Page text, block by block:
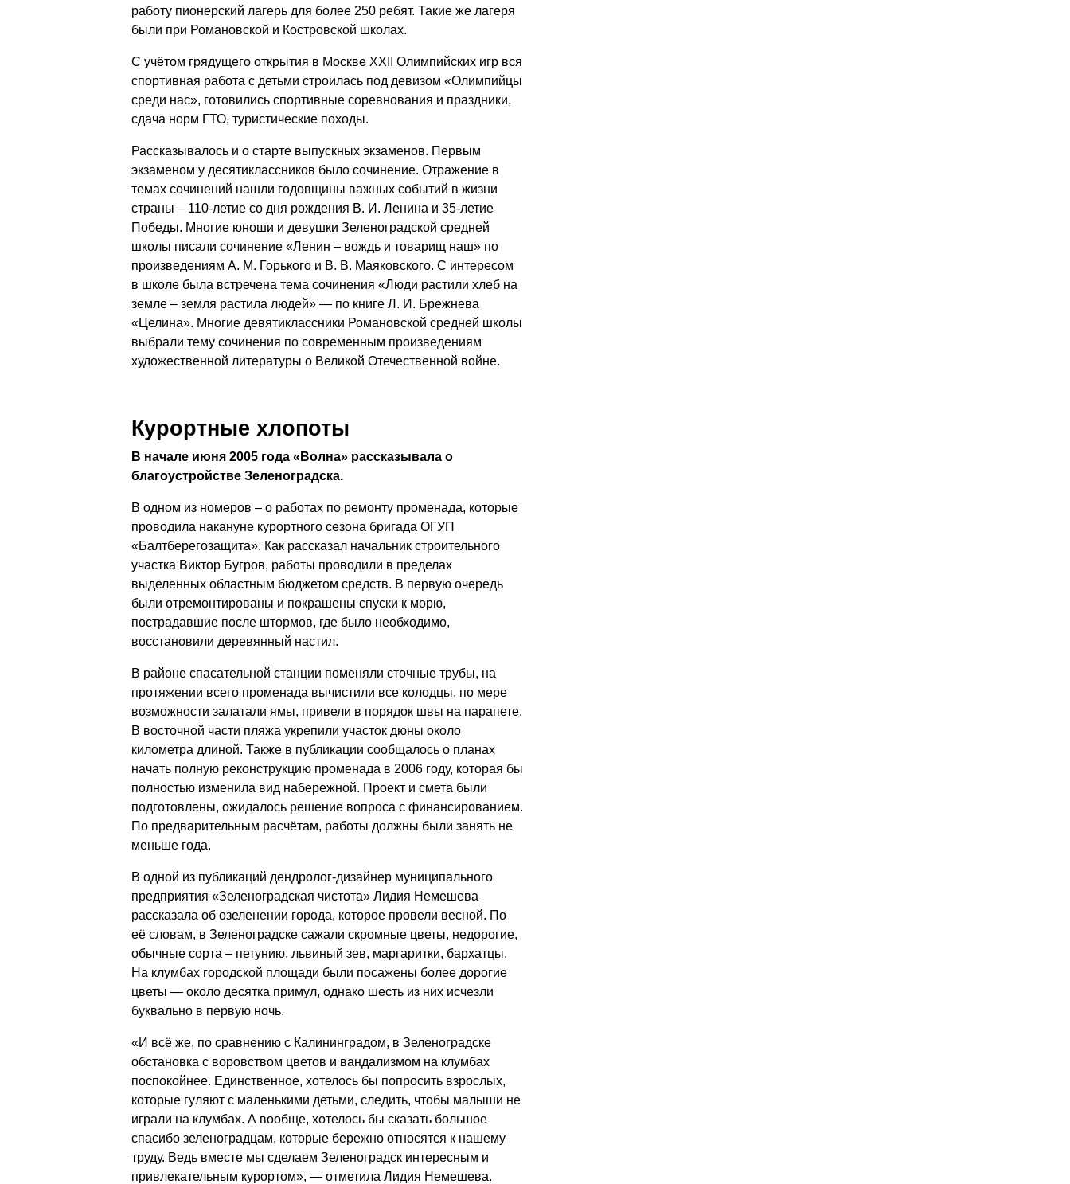
работу пионерский лагерь для более 250 ребят. Такие же лагеря
были при Романовской и Костровской школах.
С учётом грядущего открытия в Москве ХХII Олимпийских игр вся
спортивная работа с детьми строилась под девизом «Олимпийцы
среди нас», готовились спортивные соревнования и праздники,
сдача норм ГТО, туристические походы.
Рассказывалось и о старте выпускных экзаменов. Первым
экзаменом у десятиклассников было сочинение. Отражение в
темах сочинений нашли годовщины важных событий в жизни
страны – 110-летие со дня рождения В. И. Ленина и 35-летие
Победы. Многие юноши и девушки Зеленоградской средней
школы писали сочинение «Ленин – вождь и товарищ наш» по
произведениям А. М. Горького и В. В. Маяковского. С интересом
в школе была встречена тема сочинения «Люди растили хлеб на
земле – земля растила людей» — по книге Л. И. Брежнева
«Целина». Многие девятиклассники Романовской средней школы
выбрали тему сочинения по современным произведениям
художественной литературы о Великой Отечественной войне.
Курортные хлопоты
В начале июня 2005 года «Волна» рассказывала о
благоустройстве Зеленоградска.
В одном из номеров – о работах по ремонту променада, которые
проводила накануне курортного сезона бригада ОГУП
«Балтберегозащита». Как рассказал начальник строительного
участка Виктор Бугров, работы проводили в пределах
выделенных областным бюджетом средств. В первую очередь
были отремонтированы и покрашены спуски к морю,
пострадавшие после штормов, где было необходимо,
восстановили деревянный настил.
В районе спасательной станции поменяли сточные трубы, на
протяжении всего променада вычистили все колодцы, по мере
возможности залатали ямы, привели в порядок швы на парапете.
В восточной части пляжа укрепили участок дюны около
километра длиной. Также в публикации сообщалось о планах
начать полную реконструкцию променада в 2006 году, которая бы
полностью изменила вид набережной. Проект и смета были
подготовлены, ожидалось решение вопроса с финансированием.
По предварительным расчётам, работы должны были занять не
меньше года.
В одной из публикаций дендролог-дизайнер муниципального
предприятия «Зеленоградская чистота» Лидия Немешева
рассказала об озеленении города, которое провели весной. По
её словам, в Зеленоградске сажали скромные цветы, недорогие,
обычные сорта – петунию, львиный зев, маргаритки, бархатцы.
На клумбах городской площади были посажены более дорогие
цветы — около десятка примул, однако шесть из них исчезли
буквально в первую ночь.
«И всё же, по сравнению с Калининградом, в Зеленоградске
обстановка с воровством цветов и вандализмом на клумбах
поспокойнее. Единственное, хотелось бы попросить взрослых,
которые гуляют с маленькими детьми, следить, чтобы малыши не
играли на клумбах. А вообще, хотелось бы сказать большое
спасибо зеленоградцам, которые бережно относятся к нашему
труду. Ведь вместе мы сделаем Зеленоградск интересным и
привлекательным курортом», — отметила Лидия Немешева.